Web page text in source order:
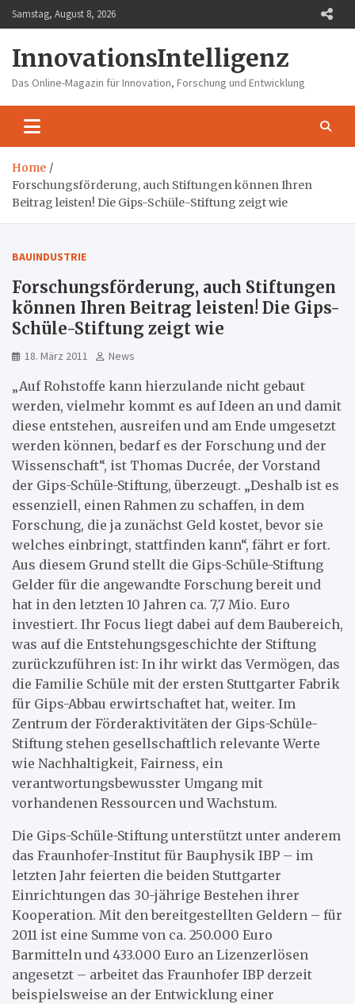
Skip
to
Samstag, August 8, 2026
InnovationsIntelligenz
Das Online-Magazin für Innovation, Forschung und Entwicklung
Home
Forschungsförderung, auch Stiftungen können Ihren
Beitrag leisten! Die Gips-Schüle-Stiftung zeigt wie
BAUINDUSTRIE
Forschungsförderung, auch Stiftungen
können Ihren Beitrag leisten! Die Gips-
Schüle-Stiftung zeigt wie
18. März 2011 News
„Auf Rohstoffe kann hierzulande nicht gebaut
werden, vielmehr kommt es auf Ideen an und damit
diese entstehen, ausreifen und am Ende umgesetzt
werden können, bedarf es der Forschung und der
Wissenschaft“, ist Thomas Ducrée, der Vorstand
der Gips-Schüle-Stiftung, überzeugt. „Deshalb ist es
essenziell, einen Rahmen zu schaffen, in dem
Forschung, die ja zunächst Geld kostet, bevor sie
welches einbringt, stattfinden kann“, fährt er fort.
Aus diesem Grund stellt die Gips-Schüle-Stiftung
Gelder für die angewandte Forschung bereit und
hat in den letzten 10 Jahren ca. 7,7 Mio. Euro
investiert. Ihr Focus liegt dabei auf dem Baubereich,
was auf die Entstehungsgeschichte der Stiftung
zurückzuführen ist: In ihr wirkt das Vermögen, das
die Familie Schüle mit der ersten Stuttgarter Fabrik
für Gips-Abbau erwirtschaftet hat, weiter. Im
Zentrum der Förderaktivitäten der Gips-Schüle-
Stiftung stehen gesellschaftlich relevante Werte
wie Nachhaltigkeit, Fairness, ein
verantwortungsbewusster Umgang mit
vorhandenen Ressourcen und Wachstum.
Die Gips-Schüle-Stiftung unterstützt unter anderem
das Fraunhofer-Institut für Bauphysik IBP – im
letzten Jahr feierten die beiden Stuttgarter
Einrichtungen das 30-jährige Bestehen ihrer
Kooperation. Mit den bereitgestellten Geldern – für
2011 ist eine Summe von ca. 250.000 Euro
Barmitteln und 433.000 Euro an Lizenzerlösen
angesetzt – arbeitet das Fraunhofer IBP derzeit
beispielsweise an der Entwicklung einer